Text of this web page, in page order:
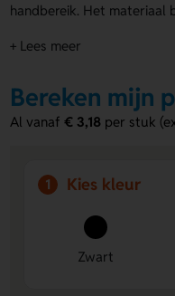
handbereik. Het materiaal
is 90 x 40 cm, zo past dit
nette en moderne
worden op de zak, wat
jouw merk of boodschap
+ Lees meer
Bereken mijn
Al vanaf€ 3,18 per stuk
1 Kies kleur
Zwart